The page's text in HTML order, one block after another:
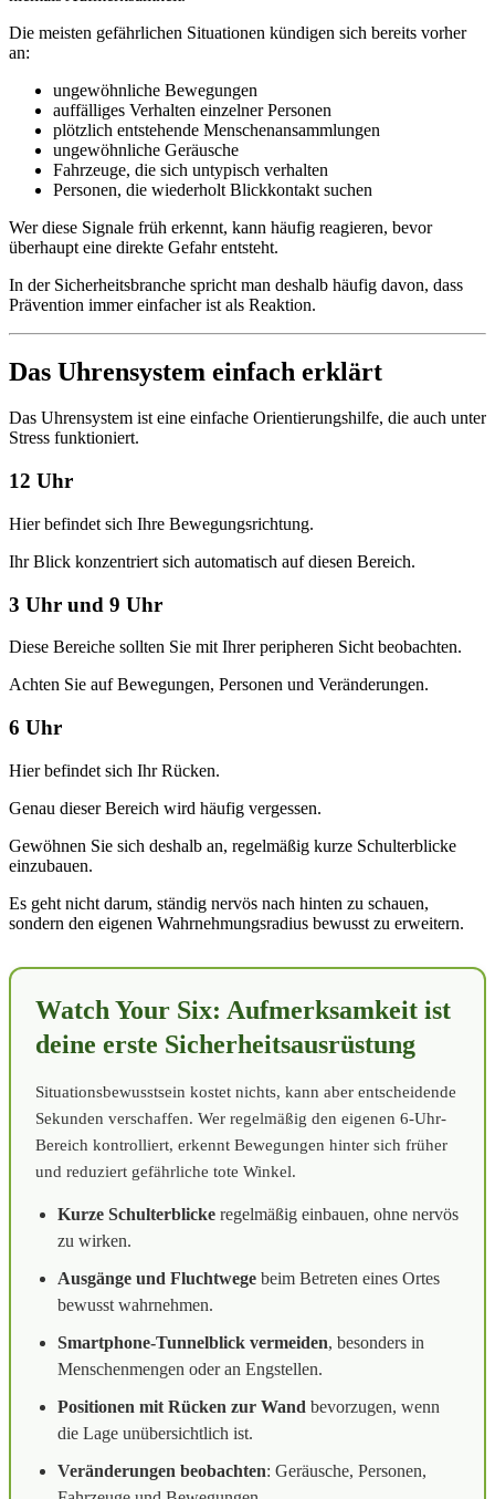
Die meisten gefährlichen Situationen kündigen sich bereits vorher
an:
ungewöhnliche Bewegungen
auffälliges Verhalten einzelner Personen
plötzlich entstehende Menschenansammlungen
ungewöhnliche Geräusche
Fahrzeuge, die sich untypisch verhalten
Personen, die wiederholt Blickkontakt suchen
Wer diese Signale früh erkennt, kann häufig reagieren, bevor
überhaupt eine direkte Gefahr entsteht.
In der Sicherheitsbranche spricht man deshalb häufig davon, dass
Prävention immer einfacher ist als Reaktion.
Das Uhrensystem einfach erklärt
Das Uhrensystem ist eine einfache Orientierungshilfe, die auch unter
Stress funktioniert.
12 Uhr
Hier befindet sich Ihre Bewegungsrichtung.
Ihr Blick konzentriert sich automatisch auf diesen Bereich.
3 Uhr und 9 Uhr
Diese Bereiche sollten Sie mit Ihrer peripheren Sicht beobachten.
Achten Sie auf Bewegungen, Personen und Veränderungen.
6 Uhr
Hier befindet sich Ihr Rücken.
Genau dieser Bereich wird häufig vergessen.
Gewöhnen Sie sich deshalb an, regelmäßig kurze Schulterblicke
einzubauen.
Es geht nicht darum, ständig nervös nach hinten zu schauen,
sondern den eigenen Wahrnehmungsradius bewusst zu erweitern.
Watch Your Six: Aufmerksamkeit ist
deine erste Sicherheitsausrüstung
Situationsbewusstsein kostet nichts, kann aber entscheidende
Sekunden verschaffen. Wer regelmäßig den eigenen 6-Uhr-
Bereich kontrolliert, erkennt Bewegungen hinter sich früher
und reduziert gefährliche tote Winkel.
Kurze Schulterblicke regelmäßig einbauen, ohne nervös
zu wirken.
Ausgänge und Fluchtwege beim Betreten eines Ortes
bewusst wahrnehmen.
Smartphone-Tunnelblick vermeiden, besonders in
Menschenmengen oder an Engstellen.
Positionen mit Rücken zur Wand bevorzugen, wenn
die Lage unübersichtlich ist.
Veränderungen beobachten: Geräusche, Personen,